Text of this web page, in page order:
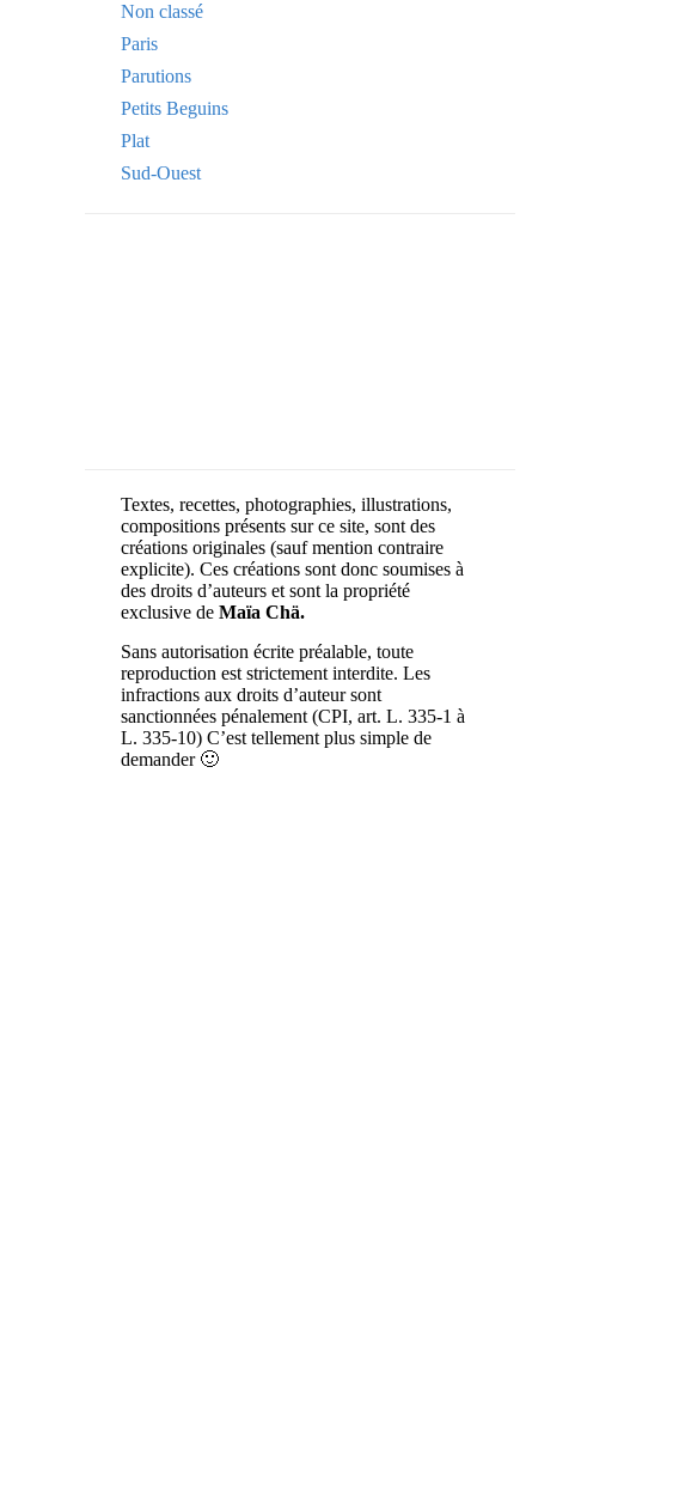
Non classé
Paris
Parutions
Petits Beguins
Plat
Sud-Ouest
Textes, recettes, photographies, illustrations,
compositions présents sur ce site, sont des
créations originales (sauf mention contraire
explicite). Ces créations sont donc soumises à
des droits d’auteurs et sont la propriété
exclusive de Maïa Chä.
Sans autorisation écrite préalable, toute
reproduction est strictement interdite. Les
infractions aux droits d’auteur sont
sanctionnées pénalement (CPI, art. L. 335-1 à
L. 335-10) C’est tellement plus simple de
demander 🙂